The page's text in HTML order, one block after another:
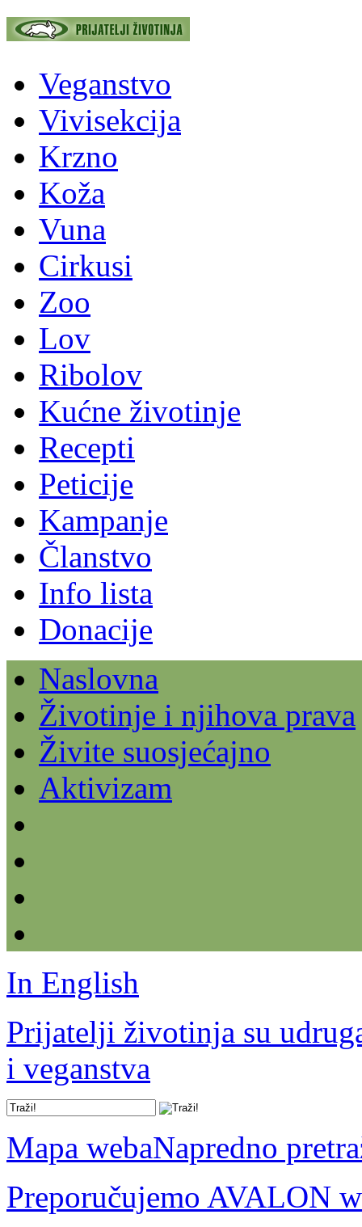
Veganstvo
Vivisekcija
Krzno
Koža
Vuna
Cirkusi
Zoo
Lov
Ribolov
Kućne životinje
Recepti
Peticije
Kampanje
Članstvo
Info lista
Donacije
Naslovna
Životinje i njihova prava
Živite suosjećajno
Aktivizam
In English
Prijatelji životinja su
i veganstva
Mapa webaNapredno
Preporučujemo AVALON